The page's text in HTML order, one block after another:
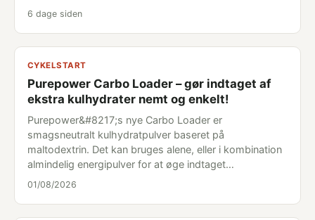
6 dage siden
CYKELSTART
Purepower Carbo Loader – gør indtaget af
ekstra kulhydrater nemt og enkelt!
Purepower&#8217;s nye Carbo Loader er
smagsneutralt kulhydratpulver baseret på
maltodextrin. Det kan bruges alene, eller i kombination
almindelig energipulver for at øge indtaget…
01/08/2026